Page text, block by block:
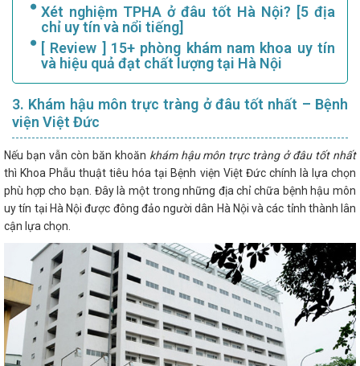
Xét nghiệm TPHA ở đâu tốt Hà Nội? [5 địa
chỉ uy tín và nổi tiếng]
[ Review ] 15+ phòng khám nam khoa uy tín
và hiệu quả đạt chất lượng tại Hà Nội
3. Khám hậu môn trực tràng ở đâu tốt nhất – Bệnh
viện Việt Đức
Nếu bạn vẫn còn băn khoăn khám hậu môn trực tràng ở đâu tốt nhất
thì Khoa Phẫu thuật tiêu hóa tại Bệnh viện Việt Đức chính là lựa chọn
phù hợp cho bạn. Đây là một trong những địa chỉ chữa bệnh hậu môn
uy tín tại Hà Nội được đông đảo người dân Hà Nội và các tỉnh thành lân
cận lựa chọn.